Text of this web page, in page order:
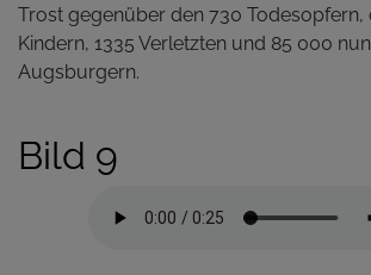
Trost gegenüber den 730 Todesopfern,
Kindern, 1335 Verletzten und 85 000
Augsburgern.
Bild 9